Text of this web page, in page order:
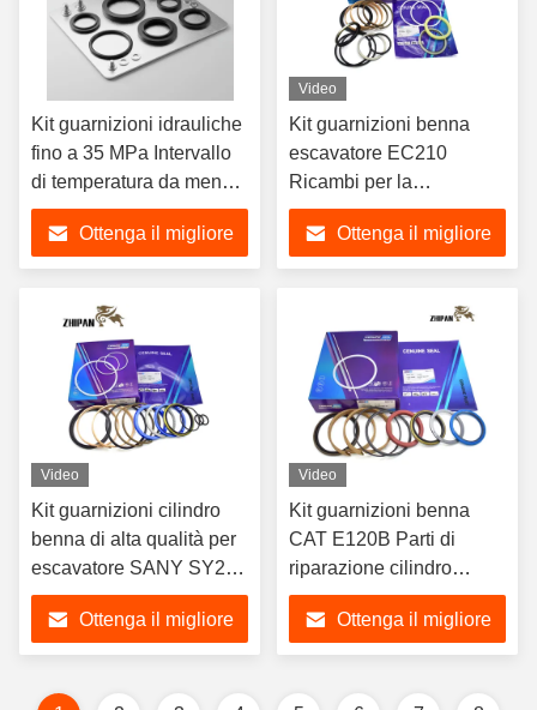
Kit guarnizioni idrauliche
fino a 35 MPa Intervallo
di temperatura da meno
30 Celsius a 120 Celsius
Assicurazione della
tenuta per sistemi
Ottenga il migliore
Video
Kit guarnizioni benna
escavatore EC210
Ricambi per la
riparazione di cilindri
idraulici per impieghi
gravosi
Ottenga il migliore
Video
Kit guarnizioni cilindro
benna di alta qualità per
escavatore SANY SY210
- Ricambi per riparazioni
idraulicheOttenga il migliore
Video
Kit guarnizioni benna
CAT E120B Parti di
riparazione cilindro
idraulico per escavatore,
guarnizioni stelo pistone
e parapolvere
Ottenga il migliore